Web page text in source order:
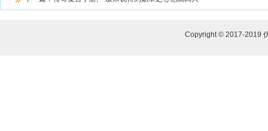
Copyright © 2017-2019